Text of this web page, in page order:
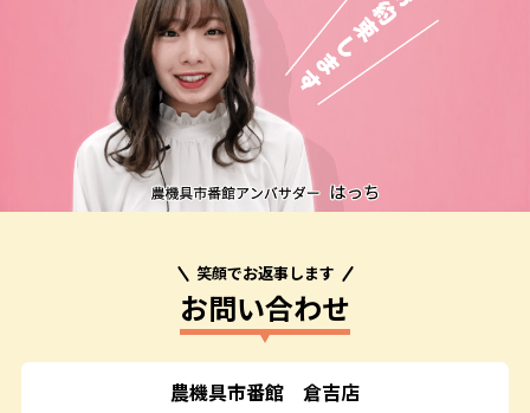
笑顔でお返事します
お問い合わせ
農機具市番館 倉吉店